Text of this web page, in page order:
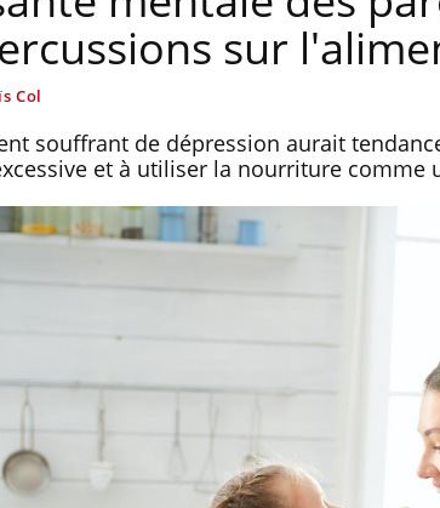
sur
Col
souffrant de dépression aurait
et à utiliser la nourriture comme